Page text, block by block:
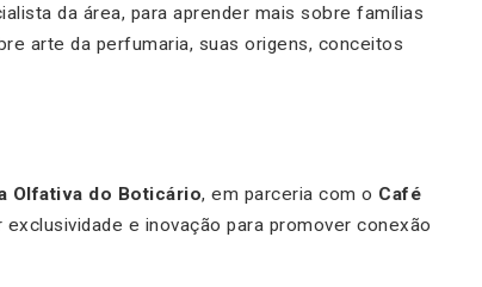
da área, para aprender mais sobre famílias
arte da perfumaria, suas origens, conceitos
Olfativa do Boticário, em parceria com o Café
e inovação para promover conexão